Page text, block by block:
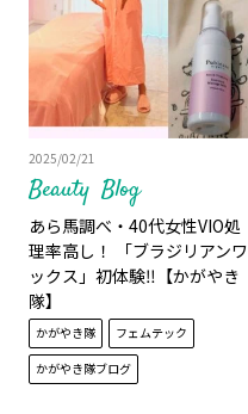
Beauty Blog
2025/02/21
あら馬調べ・40代女性VIO処
理率高し！ 「ブラジリアンワ
ックス」初体験‼️【かがやき
隊】
かがやき隊
フェムテック
かがやき隊ブログ